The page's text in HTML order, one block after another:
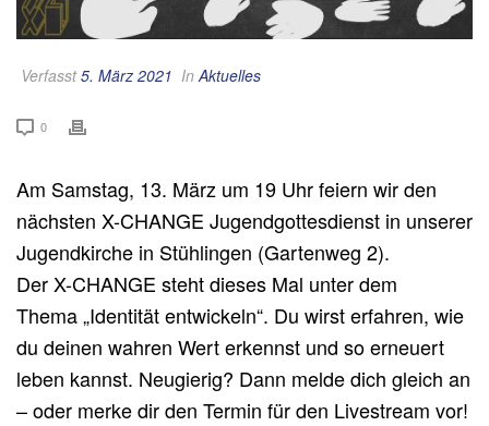
Verfasst5. März 2021 InAktuelles
0
Am Samstag, 13. März um 19 Uhr feiern wir den
nächsten X-CHANGE Jugendgottesdienst in unserer
Jugendkirche in Stühlingen (Gartenweg 2).
Der X-CHANGE steht dieses Mal unter dem
Thema „Identität entwickeln“. Du wirst erfahren, wie
du deinen wahren Wert erkennst und so erneuert
leben kannst. Neugierig? Dann melde dich gleich an
– oder merke dir den Termin für den Livestream vor!